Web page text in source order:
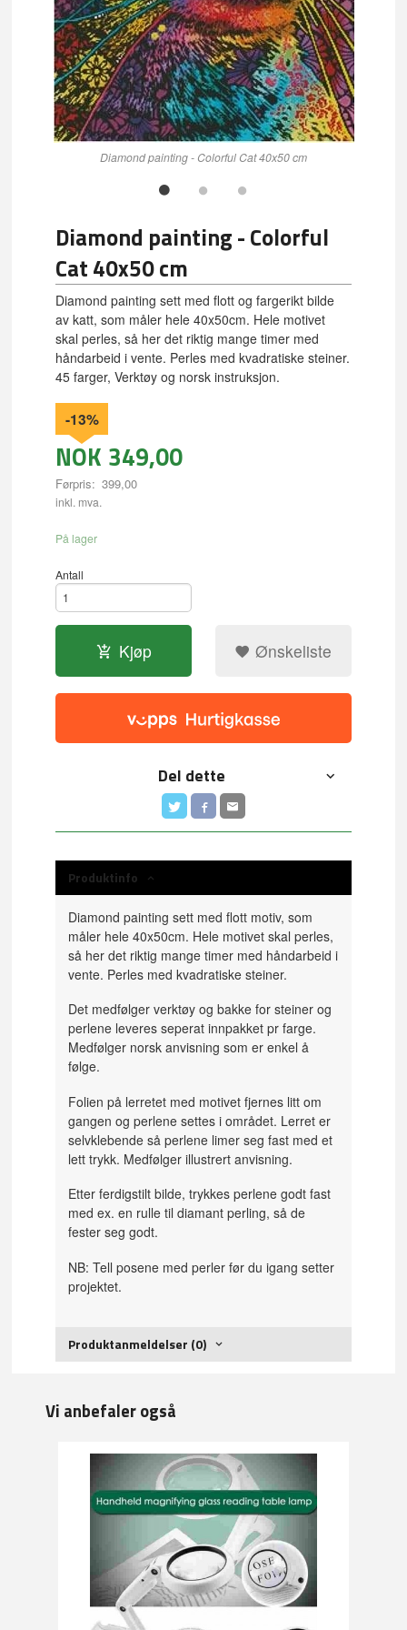
Diamond painting - Colorful Cat 40x50 cm
Diamond painting - Colorful
Cat 40x50 cm
Diamond painting sett med flott og fargerikt bilde
av katt, som måler hele 40x50cm. Hele motivet
skal perles, så her det riktig mange timer med
håndarbeid i vente. Perles med kvadratiske steiner.
45 farger, Verktøy og norsk instruksjon.
NOK 349,00
Førpris: 399,00
Rabatt
-13%
inkl. mva.
På lager
Antall
Kjøp Ønskeliste
Del dette
Produktinfo
Diamond painting sett med flott motiv, som
måler hele 40x50cm. Hele motivet skal perles,
så her det riktig mange timer med håndarbeid i
vente. Perles med kvadratiske steiner.
Det medfølger verktøy og bakke for steiner og
perlene leveres seperat innpakket pr farge.
Medfølger norsk anvisning som er enkel å
følge.
Folien på lerretet med motivet fjernes litt om
gangen og perlene settes i området. Lerret er
selvklebende så perlene limer seg fast med et
lett trykk. Medfølger illustrert anvisning.
Etter ferdigstilt bilde, trykkes perlene godt fast
med ex. en rulle til diamant perling, så de
fester seg godt.
NB: Tell posene med perler før du igang setter
projektet.
Produktanmeldelser (0)
Vi anbefaler også